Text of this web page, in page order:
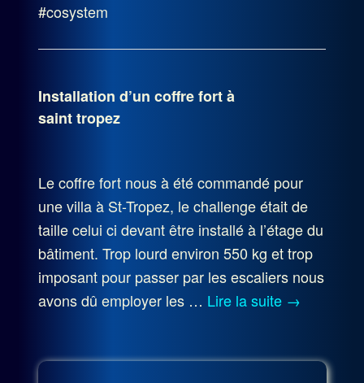
#cosystem
Installation d’un coffre fort à
saint tropez
Le coffre fort nous à été commandé pour
une villa à St-Tropez, le challenge était de
taille celui ci devant être installé à l’étage du
bâtiment. Trop lourd environ 550 kg et trop
imposant pour passer par les escaliers nous
avons dû employer les … Lire la suite →